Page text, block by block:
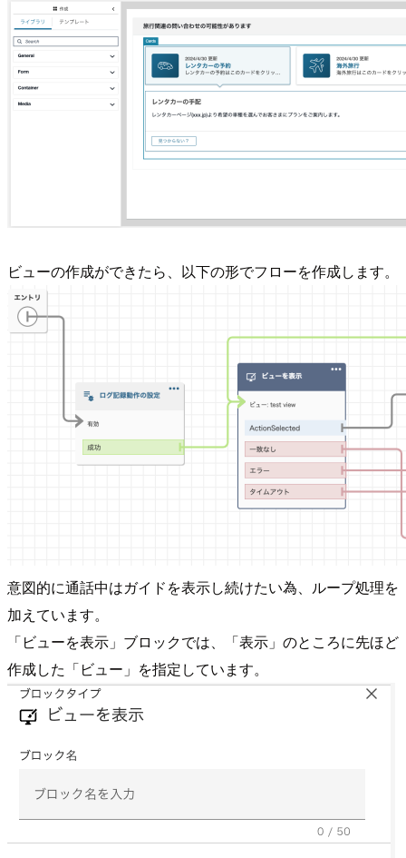
ビューの作成ができたら、以下の形でフローを作成します。
意図的に通話中はガイドを表示し続けたい為、ループ処理を
加えています。
「ビューを表示」ブロックでは、「表示」のところに先ほど
作成した「ビュー」を指定しています。